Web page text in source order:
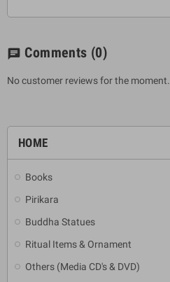
HOME
Books
Pirikara
Buddha Statues
Ritual Items & Ornament
Others (Media CD's & DVD)
chat Comments (0)
No customer reviews for the moment.